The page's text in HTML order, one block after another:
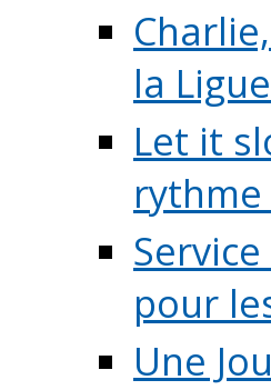
la
Let it
rythme
pour
Une